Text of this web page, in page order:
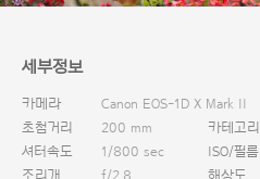
세부정보
카메라
Canon EOS-1D X Mark II
초첨거리
200 mm 카테고리
셔터속도
1/800 sec ISO/필름
조리개
f/2.8 해상도